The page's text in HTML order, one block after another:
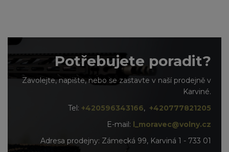
Potřebujete poradit?
Zavolejte, napište, nebo se zastavte v naší prodejně v
Karviné.
Tel: +420596343166, +420777821205
E-mail: l_moravec@volny.cz
Adresa prodejny: Zámecká 99, Karviná 1 - 733 01